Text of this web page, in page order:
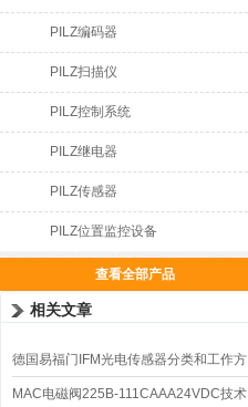
PILZ编码器
PILZ扫描仪
PILZ控制系统
PILZ继电器
PILZ传感器
PILZ位置监控设备
查看全部产品
相关文章
德国易福门IFM光电传感器分类和工作方
式
MAC电磁阀225B-111CAAA24VDC技术